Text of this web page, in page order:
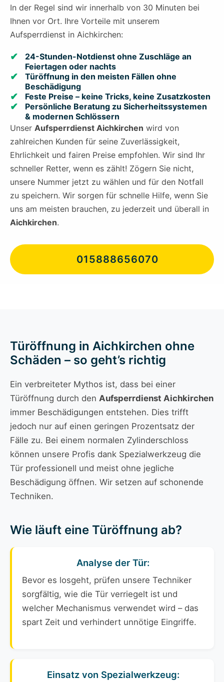
In der Regel sind wir innerhalb von 30 Minuten bei
Ihnen vor Ort. Ihre Vorteile mit unserem
Aufsperrdienst in Aichkirchen:
24-Stunden-Notdienst ohne Zuschläge an
Feiertagen oder nachts
Türöffnung in den meisten Fällen ohne
Beschädigung
Feste Preise – keine Tricks, keine Zusatzkosten
Persönliche Beratung zu Sicherheitssystemen
& modernen Schlössern
Unser Aufsperrdienst Aichkirchen wird von
zahlreichen Kunden für seine Zuverlässigkeit,
Ehrlichkeit und fairen Preise empfohlen. Wir sind Ihr
schneller Retter, wenn es zählt! Zögern Sie nicht,
unsere Nummer jetzt zu wählen und für den Notfall
zu speichern. Wir sorgen für schnelle Hilfe, wenn Sie
uns am meisten brauchen, zu jederzeit und überall in
Aichkirchen.
015888656070
Türöffnung in Aichkirchen ohne
Schäden – so geht’s richtig
Ein verbreiteter Mythos ist, dass bei einer
Türöffnung durch den Aufsperrdienst Aichkirchen
immer Beschädigungen entstehen. Dies trifft
jedoch nur auf einen geringen Prozentsatz der
Fälle zu. Bei einem normalen Zylinderschloss
können unsere Profis dank Spezialwerkzeug die
Tür professionell und meist ohne jegliche
Beschädigung öffnen. Wir setzen auf schonende
Techniken.
Wie läuft eine Türöffnung ab?
Analyse der Tür:
Bevor es losgeht, prüfen unsere Techniker
sorgfältig, wie die Tür verriegelt ist und
welcher Mechanismus verwendet wird – das
spart Zeit und verhindert unnötige Eingriffe.
Einsatz von Spezialwerkzeug: